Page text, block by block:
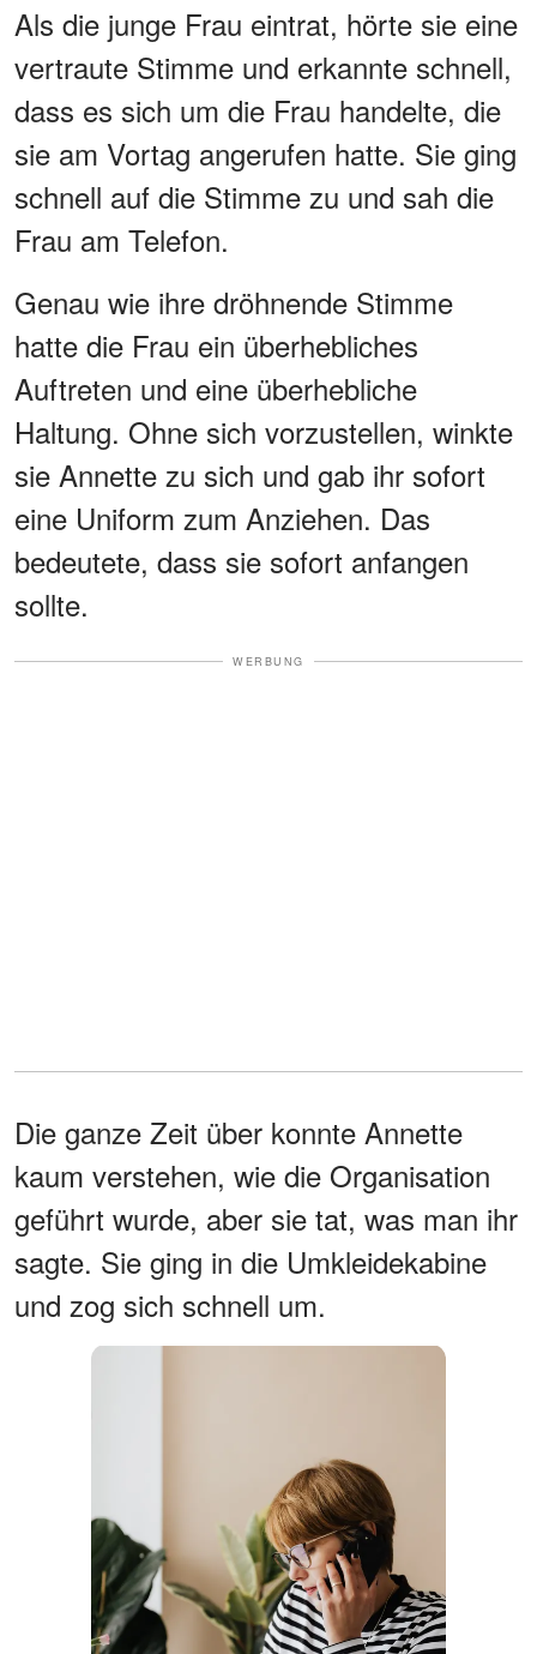
Als die junge Frau eintrat, hörte sie eine
vertraute Stimme und erkannte schnell,
dass es sich um die Frau handelte, die
sie am Vortag angerufen hatte. Sie ging
schnell auf die Stimme zu und sah die
Frau am Telefon.
Genau wie ihre dröhnende Stimme
hatte die Frau ein überhebliches
Auftreten und eine überhebliche
Haltung. Ohne sich vorzustellen, winkte
sie Annette zu sich und gab ihr sofort
eine Uniform zum Anziehen. Das
bedeutete, dass sie sofort anfangen
sollte.
WERBUNG
Die ganze Zeit über konnte Annette
kaum verstehen, wie die Organisation
geführt wurde, aber sie tat, was man ihr
sagte. Sie ging in die Umkleidekabine
und zog sich schnell um.